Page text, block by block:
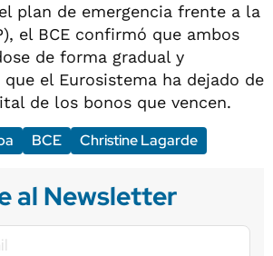
plan de emergencia frente a la
el BCE confirmó que ambos
de forma gradual y
el Eurosistema ha dejado de
de los bonos que vencen.
BCE Christine Lagarde
al Newsletter